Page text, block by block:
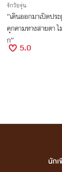
รักวัยรุ่น
“เดินออกมาเปิดป
คุกคามทางสายตา
ก”
5.0
นักเ